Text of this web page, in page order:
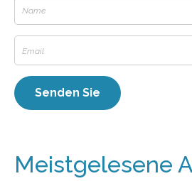
Meistgelesene